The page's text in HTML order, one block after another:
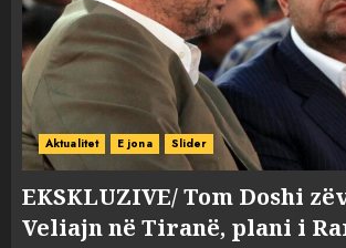
Aktualitet E jona Slider
EKSKLUZIVE/ Tom Doshi
Veliajn në Tiranë, plani i